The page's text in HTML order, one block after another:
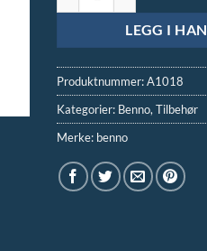
LEGG I
Produktnummer:A1018
Kategorier: Benno, Tilbehør
Merke: benno